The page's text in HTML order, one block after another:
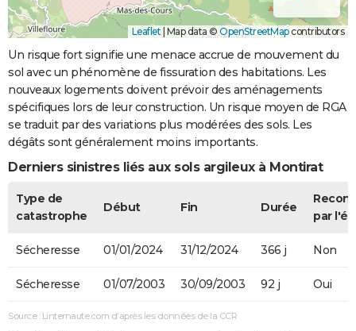
Leaflet Map data © OpenStreetMapcontributors
Un risque fort signifie une menace accrue de mouvement du
sol avec un phénomène de fissuration des habitations. Les
nouveaux logements doivent prévoir des aménagements
spécifiques lors de leur construction. Un risque moyen de RGA
se traduit par des variations plus modérées des sols. Les
dégâts sont généralement moins importants.
Derniers sinistres liés aux sols argileux à Montirat
Type de
catastrophe
Début Fin Durée
par
Sécheresse 01/01/2024 31/12/2024 366 j Non
Sécheresse 01/07/2003 30/09/2003 92 j Oui
Source : Linternaute.com d'après les données de la CCR